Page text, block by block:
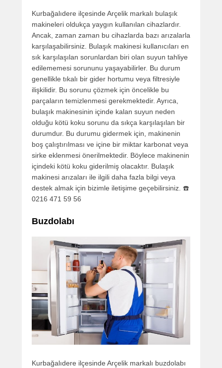
Kurbağalıdere ilçesinde Arçelik markalı bulaşık
makineleri oldukça yaygın kullanılan cihazlardır.
Ancak, zaman zaman bu cihazlarda bazı arızalarla
karşılaşabilirsiniz. Bulaşık makinesi kullanıcıları en
sık karşılaşılan sorunlardan biri olan suyun tahliye
edilememesi sorununu yaşayabilirler. Bu durum
genellikle tıkalı bir gider hortumu veya filtresiyle
ilişkilidir. Bu sorunu çözmek için öncelikle bu
parçaların temizlenmesi gerekmektedir. Ayrıca,
bulaşık makinesinin içinde kalan suyun neden
olduğu kötü koku sorunu da sıkça karşılaşılan bir
durumdur. Bu durumu gidermek için, makinenin
boş çalıştırılması ve içine bir miktar karbonat veya
sirke eklenmesi önerilmektedir. Böylece makinenin
içindeki kötü koku giderilmiş olacaktır. Bulaşık
makinesi arızaları ile ilgili daha fazla bilgi veya
destek almak için bizimle iletişime geçebilirsiniz. ☎️
0216 471 59 56
Buzdolabı
Kurbağalıdere ilçesinde Arçelik markalı buzdolabı